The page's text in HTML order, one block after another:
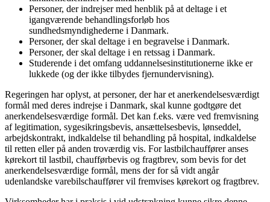
Personer, der indrejser med henblik på at deltage i et
igangværende behandlingsforløb hos
sundhedsmyndighederne i Danmark.
Personer, der skal deltage i en begravelse i Danmark.
Personer, der skal deltage i en retssag i Danmark.
Studerende i det omfang uddannelsesinstitutionerne ikke er
lukkede (og der ikke tilbydes fjernundervisning).
Regeringen har oplyst, at personer, der har et anerkendelsesværdigt
formål med deres indrejse i Danmark, skal kunne godtgøre det
anerkendelsesværdige formål. Det kan f.eks. være ved fremvisning
af legitimation, sygesikringsbevis, ansættelsesbevis, lønseddel,
arbejdskontrakt, indkaldelse til behandling på hospital, indkaldelse
til retten eller på anden troværdig vis. For lastbilchauffører anses
kørekort til lastbil, chaufførbevis og fragtbrev, som bevis for det
anerkendelsesværdige formål, mens der for så vidt angår
udenlandske varebilschauffører vil fremvises kørekort og fragtbrev.